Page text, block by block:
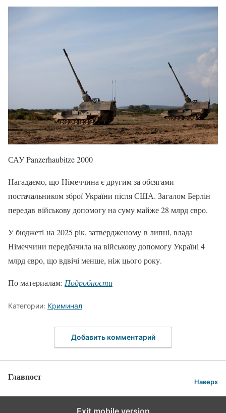
САУ Panzerhaubitze 2000
Нагадаємо, що Німеччина є другим за обсягами
постачальником зброї України після США. Загалом Берлін
передав військову допомогу на суму майже 28 млрд євро.
У бюджеті на 2025 рік, затвердженому в липні, влада
Німеччини передбачила на військову допомогу Україні 4
млрд євро, що вдвічі менше, ніж цього року.
По материалам: Подробности
Категории: Криминал
Добавить комментарий
Главпост Наверх